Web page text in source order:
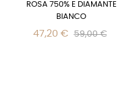
ROSA 750% E DIAMANTE
BIANCO
47,20 € 59,00 €